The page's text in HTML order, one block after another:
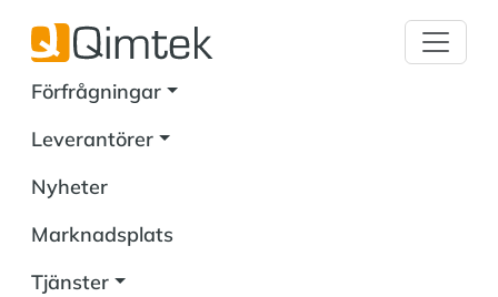
Förfrågningar
Leverantörer
Nyheter
Marknadsplats
Tjänster